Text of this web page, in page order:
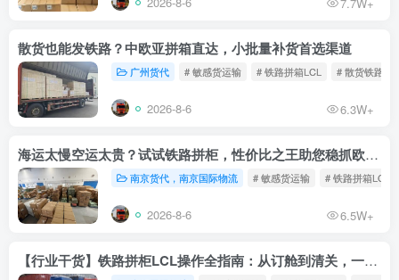
散货也能发铁路？中欧亚拼箱直达，小批量补货首选渠道
广州货代 # 敏感货运输 # 铁路拼箱LCL # 散货铁路
2026-8-6 6.3W+
海运太慢空运太贵？试试铁路拼柜，性价比之王助您稳抓欧洲市场
南京货代，南京国际物流 # 敏感货运输 # 铁路拼箱LCL
2026-8-6 6.5W+
【行业干货】铁路拼柜LCL操作全指南：从订舱到清关，一文读懂